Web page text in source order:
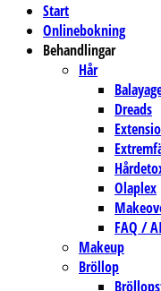
Start
Onlinebokning
Behandlingar
Hår
Dreads
Olaplex
FAQ /
Makeup
Bröllop